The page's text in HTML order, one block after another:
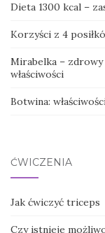
Dieta 1300 kcal –
Korzyści z 4
Mirabelka –
właściwości
Botwina:
ĆWICZENIA
Jak ćwiczyć triceps
Czy istnieje